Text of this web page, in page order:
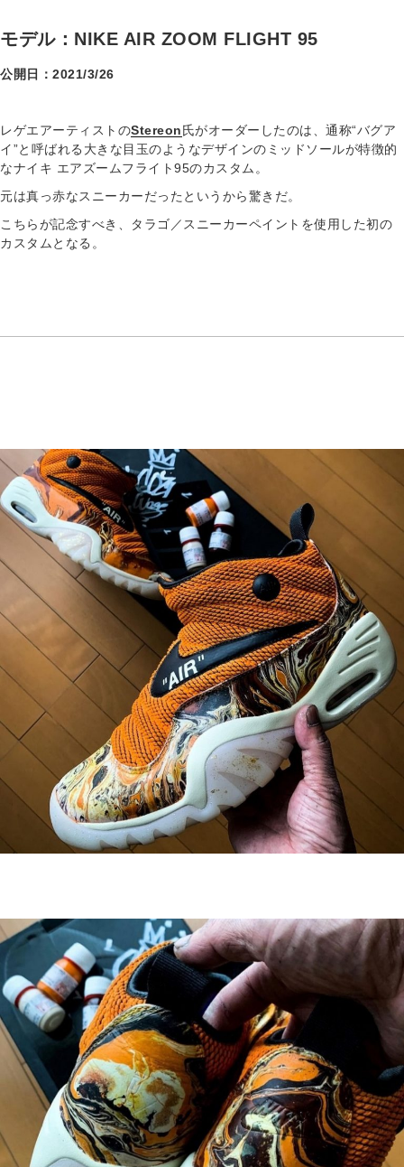
モデル：NIKE AIR ZOOM FLIGHT 95
公開日：2021/3/26
レゲエアーティストのStereon氏がオーダーしたのは、通称“バグア
イ”と呼ばれる大きな目玉のようなデザインのミッドソールが特徴的
なナイキ エアズームフライト95のカスタム。
元は真っ赤なスニーカーだったというから驚きだ。
こちらが記念すべき、タラゴ／スニーカーペイントを使用した初の
カスタムとなる。